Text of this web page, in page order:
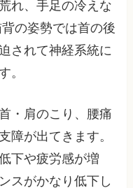
れ、手足の冷えな
の姿勢では首の後
されて神経系統に
。
・肩のこり、腰痛
障が出てきます。
下や疲労感が増
スがかなり低下し